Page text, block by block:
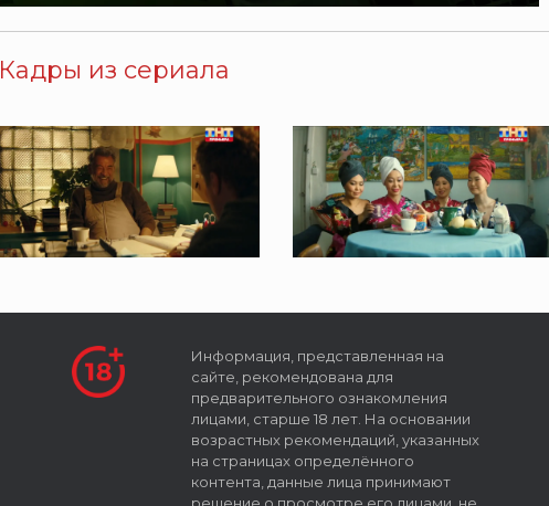
Кадры из сериала
Информация, представленная на
сайте, рекомендована для
предварительного ознакомления
лицами, старше 18 лет. На основании
возрастных рекомендаций, указанных
на страницах определённого
контента, данные лица принимают
решение о просмотре его лицами, не